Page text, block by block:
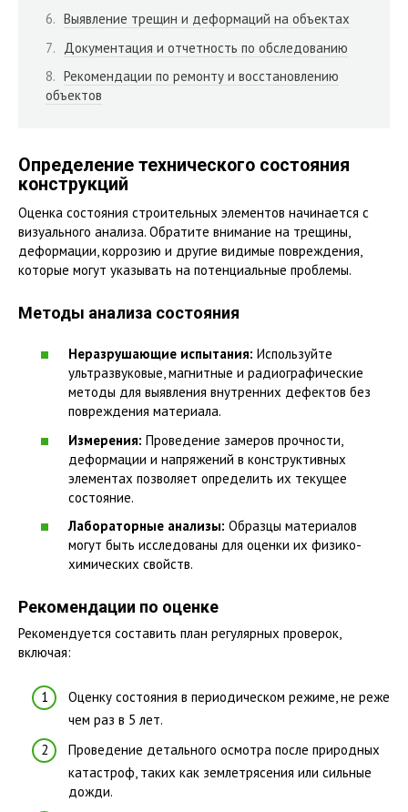
Выявление трещин и деформаций на объектах
Документация и отчетность по обследованию
Рекомендации по ремонту и восстановлению
объектов
Определение технического состояния
конструкций
Оценка состояния строительных элементов начинается с
визуального анализа. Обратите внимание на трещины,
деформации, коррозию и другие видимые повреждения,
которые могут указывать на потенциальные проблемы.
Методы анализа состояния
Неразрушающие испытания: Используйте
ультразвуковые, магнитные и радиографические
методы для выявления внутренних дефектов без
повреждения материала.
Измерения: Проведение замеров прочности,
деформации и напряжений в конструктивных
элементах позволяет определить их текущее
состояние.
Лабораторные анализы: Образцы материалов
могут быть исследованы для оценки их физико-
химических свойств.
Рекомендации по оценке
Рекомендуется составить план регулярных проверок,
включая:
Оценку состояния в периодическом режиме, не реже
чем раз в 5 лет.
Проведение детального осмотра после природных
катастроф, таких как землетрясения или сильные
дожди.